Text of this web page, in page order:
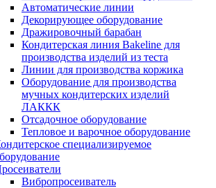
Автоматические линии
Декорирующее оборудование
Дражировочный барабан
Кондитерская линия Bakeline для
производства изделий из теста
Линии для производства коржика
Оборудование для производства
мучных кондитерских изделий
ЛАККК
Отсадочное оборудование
Тепловое и варочное оборудование
специализируемое
Вибропросеиватель